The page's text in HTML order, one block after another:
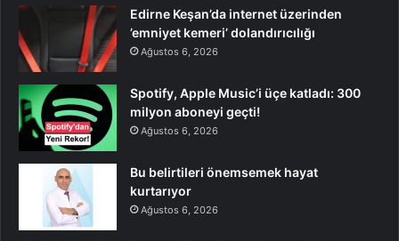
Edirne Keşan’da internet üzerinden
’emniyet kemeri’ dolandırıcılığı
Ağustos 6, 2026
Spotify, Apple Music’i üçe katladı: 300
milyon aboneyi geçti!
Ağustos 6, 2026
Bu belirtileri önemsemek hayat
kurtarıyor
Ağustos 6, 2026